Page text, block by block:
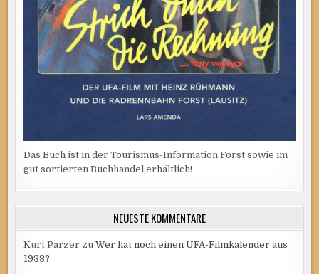
Das Buch ist in der Tourismus-Information Forst sowie im
gut sortierten Buchhandel erhältlich!
NEUESTE KOMMENTARE
Kurt Parzer zuWer hat noch einen UFA-Filmkalender aus
1933?